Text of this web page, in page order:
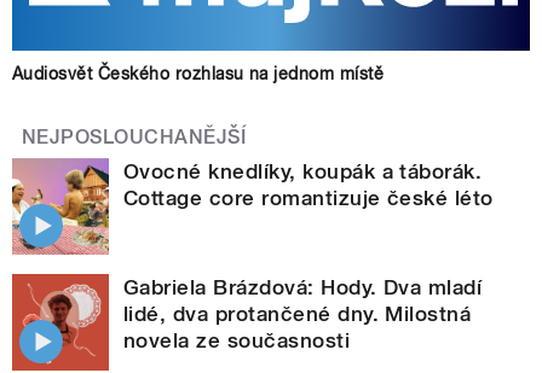
Audiosvět Českého rozhlasu na jednom místě
NEJPOSLOUCHANĚJŠÍ
Ovocné knedlíky, koupák a táborák.
Cottage core romantizuje české léto
Gabriela Brázdová: Hody. Dva mladí
lidé, dva protančené dny. Milostná
novela ze současnosti